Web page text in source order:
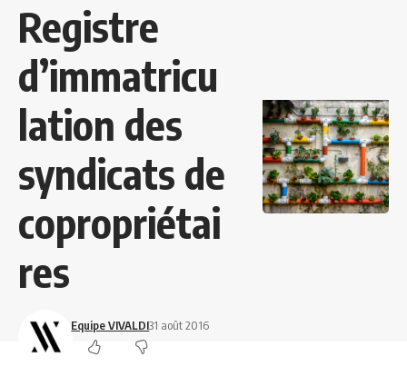
Registre
d’immatricu
lation des
syndicats de
copropriétai
res
Equipe VIVALDI31 août 2016